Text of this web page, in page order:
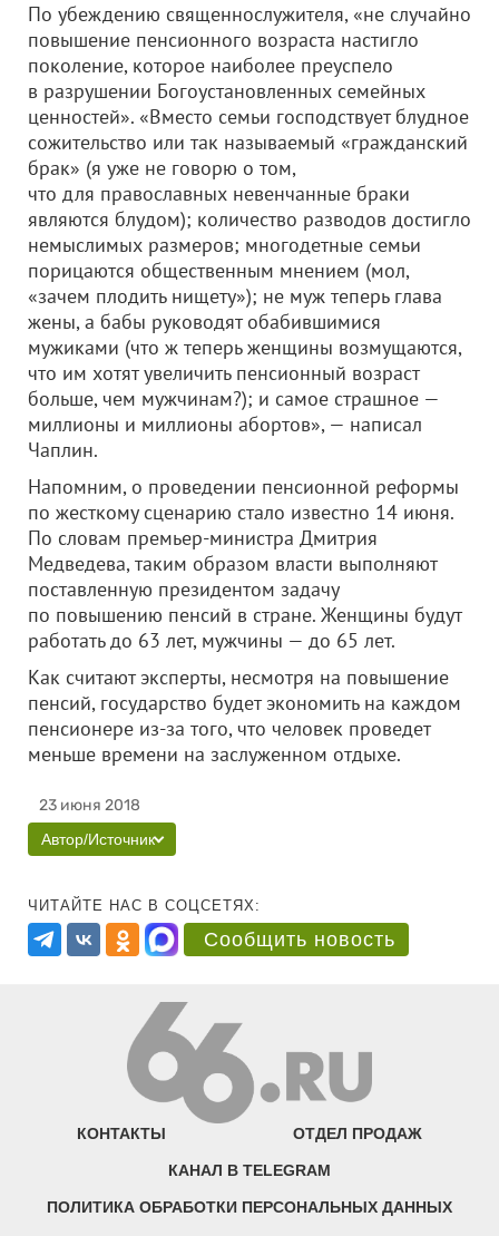
По убеждению священнослужителя, «не случайно
повышение пенсионного возраста настигло
поколение, которое наиболее преуспело
в разрушении Богоустановленных семейных
ценностей». «Вместо семьи господствует блудное
сожительство или так называемый «гражданский
брак» (я уже не говорю о том,
что для православных невенчанные браки
являются блудом); количество разводов достигло
немыслимых размеров; многодетные семьи
порицаются общественным мнением (мол,
«зачем плодить нищету»); не муж теперь глава
жены, а бабы руководят обабившимися
мужиками (что ж теперь женщины возмущаются,
что им хотят увеличить пенсионный возраст
больше, чем мужчинам?); и самое страшное —
миллионы и миллионы абортов», — написал
Чаплин.
Напомним, о проведении пенсионной реформы
по жесткому сценарию стало известно 14 июня.
По словам премьер-министра Дмитрия
Медведева, таким образом власти выполняют
поставленную президентом задачу
по повышению пенсий в стране. Женщины будут
работать до 63 лет, мужчины — до 65 лет.
Как считают эксперты, несмотря на повышение
пенсий, государство будет экономить на каждом
пенсионере из-за того, что человек проведет
меньше времени на заслуженном отдыхе.
23 июня 2018
Автор/Источник
ЧИТАЙТЕ НАС В СОЦСЕТЯХ:
Сообщить новость
КОНТАКТЫ ОТДЕЛ ПРОДАЖ
КАНАЛ В TELEGRAM
ПОЛИТИКА ОБРАБОТКИ ПЕРСОНАЛЬНЫХ ДАННЫХ